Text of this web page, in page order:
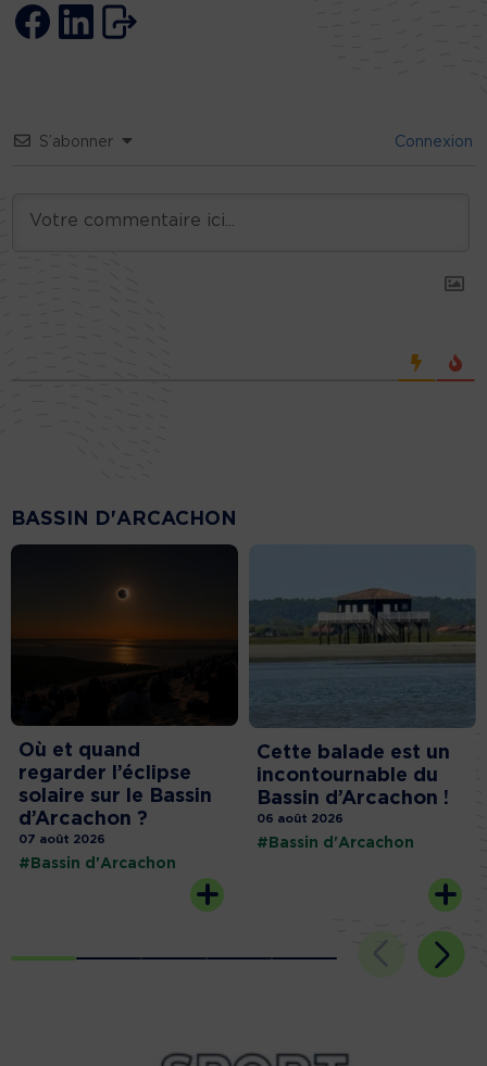
S’abonner Connexion
BASSIN D'ARCACHON
Où et quand
regarder l’éclipse
solaire sur le Bassin
d’Arcachon ?
07 août 2026
#Bassin d'Arcachon
Cette balade est un
incontournable du
Bassin d’Arcachon !
06 août 2026
#Bassin d'Arcachon